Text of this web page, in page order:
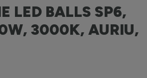
LED BALLS SP6,
3000K, AURIU,